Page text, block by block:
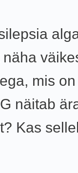
mis
näitab
Kas